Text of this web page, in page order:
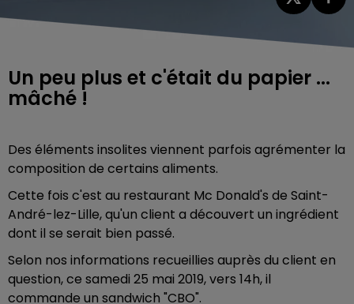
Un peu plus et c'était du papier ...
mâché !
Des éléments insolites viennent parfois agrémenter la
composition de certains aliments.
Cette fois c'est au restaurant Mc Donald's de Saint-
André-lez-Lille, qu'un client a découvert un ingrédient
dont il se serait bien passé.
Selon nos informations recueillies auprès du client en
question, ce samedi 25 mai 2019, vers 14h, il
commande un sandwich "CBO".